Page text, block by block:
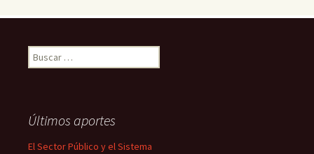
Buscar:
Últimos aportes
El Sector Público y el Sistema